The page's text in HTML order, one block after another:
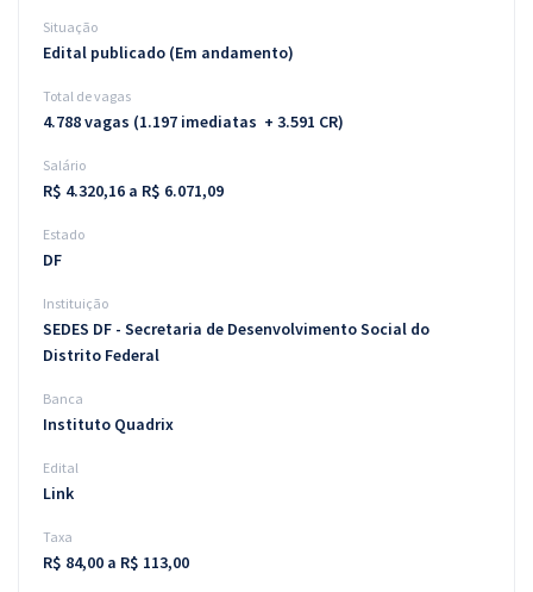
Situação
Edital publicado (Em andamento)
Total de vagas
4.788 vagas (1.197 imediatas + 3.591 CR)
Salário
R$ 4.320,16 a R$ 6.071,09
Estado
DF
Instituição
SEDES DF - Secretaria de Desenvolvimento Social do
Distrito Federal
Banca
Instituto Quadrix
Edital
Link
Taxa
R$ 84,00 a R$ 113,00